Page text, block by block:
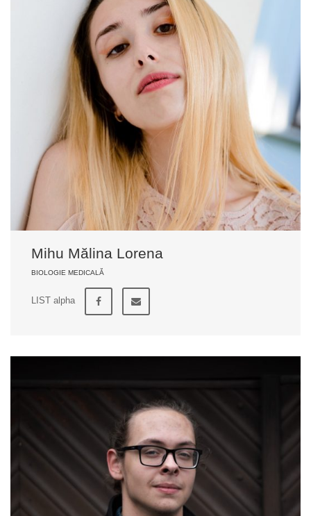
Mihu Mălina Lorena
BIOLOGIE MEDICALĂ
LIST alpha